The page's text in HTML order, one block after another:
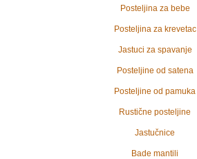
Posteljina za bebe
Posteljina za krevetac
Jastuci za spavanje
Posteljine od satena
Posteljine od pamuka
Rustične posteljine
Jastučnice
Bade mantili